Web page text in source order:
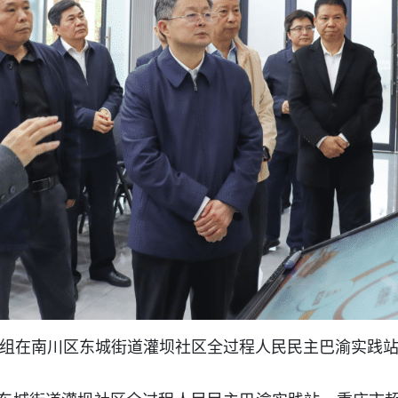
在南川区东城街道灌坝社区全过程人民民主巴渝实践